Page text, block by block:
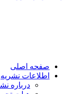
صفحه اصلی
اطلاعات نشریه
درباره